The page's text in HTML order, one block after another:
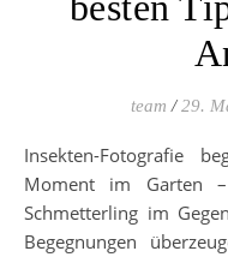
team / 29.
Insekten-Fotografie beginnt oft mit einem zufälligen
Moment im Garten
Schmetterling im
Begegnungen